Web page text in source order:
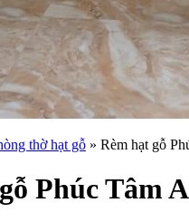
thờ hạt gỗ » Rèm hạt gỗ
Phúc Tâm